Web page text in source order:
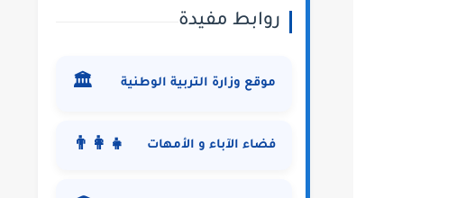
روابط مفيدة
موقع وزارة التربية الوطنية 🏛️
فضاء الآباء و الأمهات 👨‍👩‍👧